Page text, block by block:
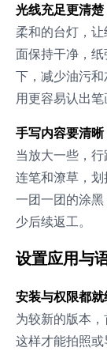
光线充足更清楚
柔和的台灯，
面保持干净，
下，减少油污
用更容易认出笔
手写内容要清晰
当放大一些，
连笔和潦草，
一团一团的涂
少后续返工。
设置应用与
安装与权限都就
为较新的版本
这样才能拍照